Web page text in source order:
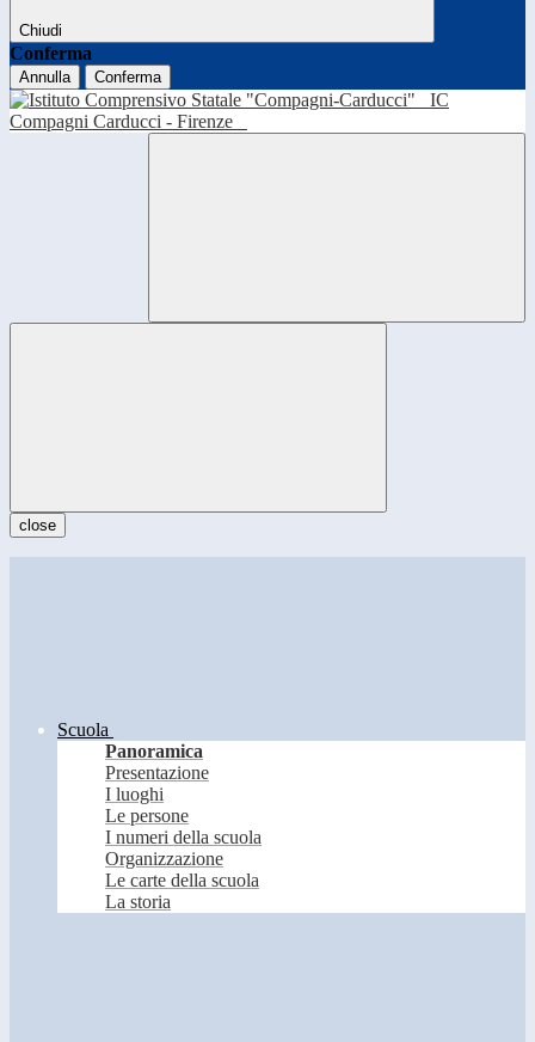
Chiudi
Conferma
Annulla Conferma
IC
Compagni Carducci - Firenze
close
Scuola
Panoramica
Presentazione
I luoghi
Le persone
I numeri della scuola
Organizzazione
Le carte della scuola
La storia